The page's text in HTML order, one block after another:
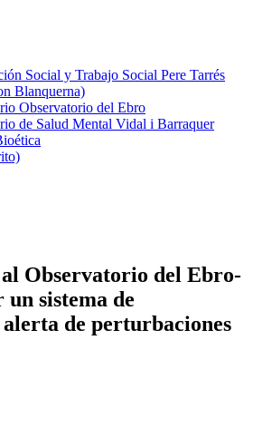
Social y Trabajo Social Pere Tarrés
Blanquerna)
Observatorio del Ebro
de Salud Mental Vidal i Barraquer
Observatorio del Ebro-
sistema de
de perturbaciones